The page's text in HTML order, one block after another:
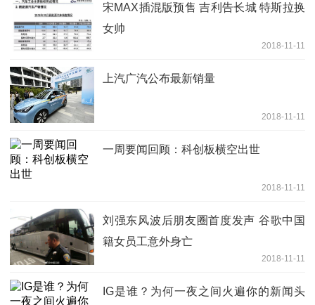
宋MAX插混版预售 吉利告长城 特斯拉换
女帅
2018-11-11
上汽广汽公布最新销量
2018-11-11
一周要闻回顾：科创板横空出世
2018-11-11
刘强东风波后朋友圈首度发声 谷歌中国
籍女员工意外身亡
2018-11-11
IG是谁？为何一夜之间火遍你的新闻头